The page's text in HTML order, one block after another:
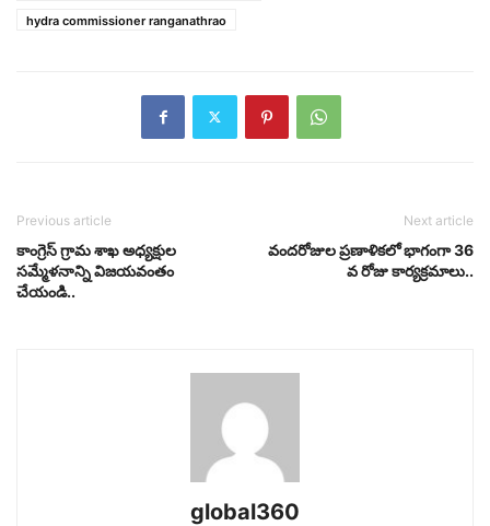
hydra commissioner ranganathrao
Previous article
కాంగ్రెస్ గ్రామ శాఖ అధ్యక్షుల
సమ్మేళనాన్ని విజయవంతం
చేయండి..
Next article
వందరోజుల ప్రణాళికలో భాగంగా 36
వ రోజు కార్యక్రమాలు..
global360